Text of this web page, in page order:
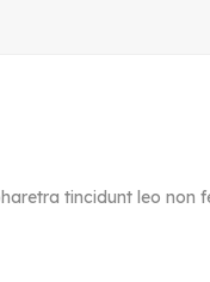
tincidunt leo non